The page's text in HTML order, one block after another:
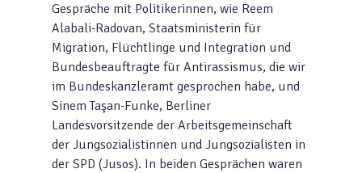
Gespräche mit Politikerinnen, wie Reem
Alabali-Radovan, Staatsministerin für
Migration, Flüchtlinge und Integration und
Bundesbeauftragte für Antirassismus, die wir
im Bundeskanzleramt gesprochen habe, und
Sinem Taşan-Funke, Berliner
Landesvorsitzende der Arbeitsgemeinschaft
der Jungsozialistinnen und Jungsozialisten in
der SPD (Jusos). In beiden Gesprächen waren